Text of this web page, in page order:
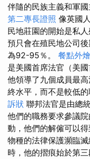
伴隨的民族主義和軍
第二專長證照 像英國
民地莊園的開始是私
預只會在殖民地公司
為92-95％。 餐點外燴
是美國首席法官（美國
他領導了九個成員最
終水平，而不是較低的
訴狀 聯邦法官是由總
他們的職務要求參議
動，他們的解僱可以
物種的法律保護瀕臨
時，他的摺痕始於第